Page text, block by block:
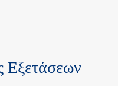
Εξετάσεων